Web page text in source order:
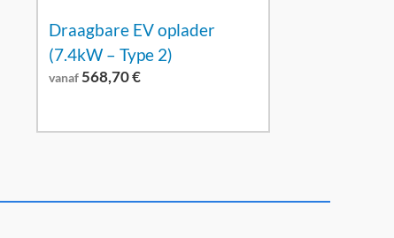
Draagbare EV oplader
(7.4kW – Type 2)
vanaf568,70€